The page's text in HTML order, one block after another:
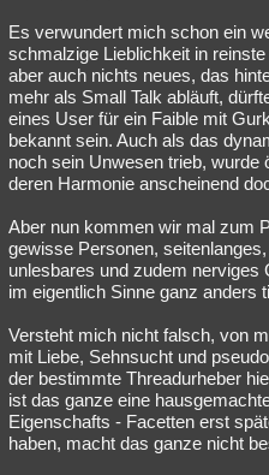
Lesenswert Schlüsselwörter
Es verwundert mich schon ein
schmalzige Lieblichkeit in
aber auch nichts neues, das
mehr als Small Talk abläuft,
eines User für ein Faible mit
bekannt sein. Auch als das
noch sein Unwesen trieb, wurde
deren Harmonie anscheinend
Aber nun kommen wir mal zum
gewisse Personen,
unlesbares und zudem nerviges
im eigentlich Sinne ganz anders
Versteht mich nicht falsch, von
mit Liebe, Sehnsucht und
der bestimmte Threadurheber
ist das ganze eine
Eigenschafts - Facetten erst
haben, macht das ganze nicht